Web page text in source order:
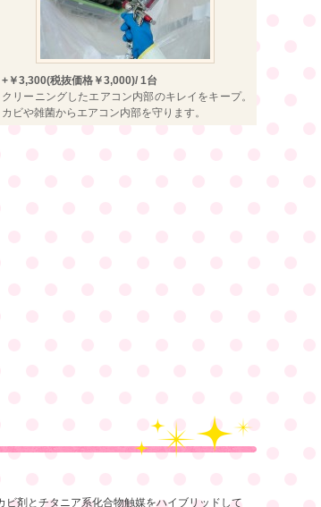
+￥3,300(税抜価格￥3,000)/ 1台
クリーニングしたエアコン内部のキレイをキープ。
カビや雑菌からエアコン内部を守ります。
剤とチタニア系化合物触媒をハイブリッドして